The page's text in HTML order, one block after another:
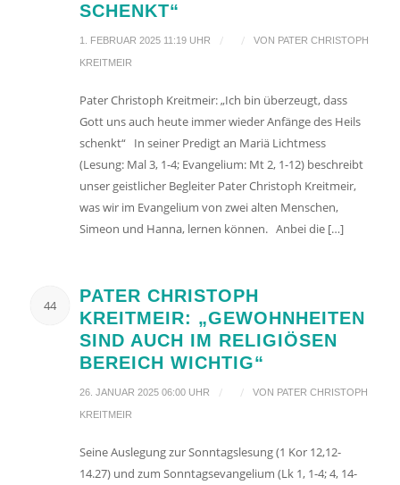
SCHENKT“
1. FEBRUAR 2025 11:19 UHR / / VON PATER CHRISTOPH
KREITMEIR
Pater Christoph Kreitmeir: „Ich bin überzeugt, dass
Gott uns auch heute immer wieder Anfänge des Heils
schenkt“ In seiner Predigt an Mariä Lichtmess
(Lesung: Mal 3, 1-4; Evangelium: Mt 2, 1-12) beschreibt
unser geistlicher Begleiter Pater Christoph Kreitmeir,
was wir im Evangelium von zwei alten Menschen,
Simeon und Hanna, lernen können. Anbei die […]
44
PATER CHRISTOPH
KREITMEIR: „GEWOHNHEITEN
SIND AUCH IM RELIGIÖSEN
BEREICH WICHTIG“
26. JANUAR 2025 06:00 UHR / / VON PATER CHRISTOPH
KREITMEIR
Seine Auslegung zur Sonntagslesung (1 Kor 12,12-
14.27) und zum Sonntagsevangelium (Lk 1, 1-4; 4, 14-